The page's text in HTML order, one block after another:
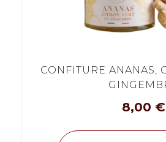
CONFITURE ANANAS,
8,00 €